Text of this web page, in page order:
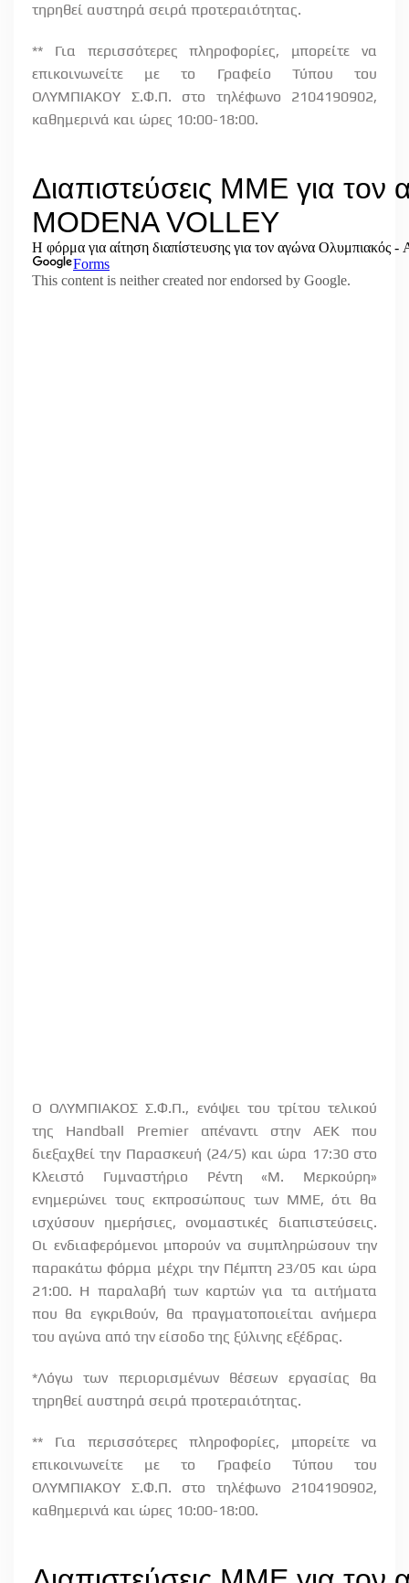
τηρηθεί αυστηρά σειρά προτεραιότητας.
** Για περισσότερες πληροφορίες, μπορείτε να
επικοινωνείτε με το Γραφείο Τύπου του
ΟΛΥΜΠΙΑΚΟΥ Σ.Φ.Π. στο τηλέφωνο 2104190902,
καθημερινά και ώρες 10:00-18:00.
O ΟΛΥΜΠΙΑΚΟΣ Σ.Φ.Π., ενόψει του τρίτου τελικού
της Handball Premier απέναντι στην ΑΕΚ που
διεξαχθεί την Παρασκευή (24/5) και ώρα 17:30 στο
Κλειστό Γυμναστήριο Ρέντη «Μ. Μερκούρη»
ενημερώνει τους εκπροσώπους των ΜΜΕ, ότι θα
ισχύσουν ημερήσιες, ονομαστικές διαπιστεύσεις.
Οι ενδιαφερόμενοι μπορούν να συμπληρώσουν την
παρακάτω φόρμα μέχρι την Πέμπτη 23/05 και ώρα
21:00. Η παραλαβή των καρτών για τα αιτήματα
που θα εγκριθούν, θα πραγματοποιείται ανήμερα
του αγώνα από την είσοδο της ξύλινης εξέδρας.
*Λόγω των περιορισμένων θέσεων εργασίας θα
τηρηθεί αυστηρά σειρά προτεραιότητας.
** Για περισσότερες πληροφορίες, μπορείτε να
επικοινωνείτε με το Γραφείο Τύπου του
ΟΛΥΜΠΙΑΚΟΥ Σ.Φ.Π. στο τηλέφωνο 2104190902,
καθημερινά και ώρες 10:00-18:00.